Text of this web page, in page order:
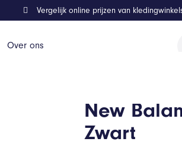
Over ons
Vergelijk online prijzen van
New
Zwart